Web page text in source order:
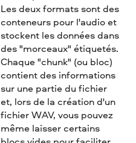
Les deux formats sont des
conteneurs pour l'audio et
stockent les données dans
des "morceaux" étiquetés.
Chaque "chunk" (ou bloc)
contient des informations
sur une partie du fichier
et, lors de la création d'un
fichier WAV, vous pouvez
même laisser certains